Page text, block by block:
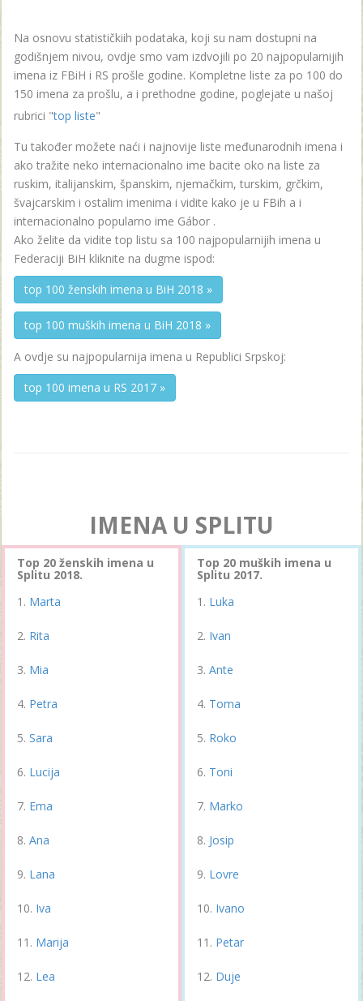
Na osnovu statističkiih podataka, koji su nam dostupni na
godišnjem nivou, ovdje smo vam izdvojili po 20 najpopularnijih
imena iz FBiH i RS prošle godine. Kompletne liste za po 100 do
150 imena za prošlu, a i prethodne godine, poglejate u našoj
rubrici "top liste"
Tu također možete naći i najnovije liste međunarodnih imena i
ako tražite neko internacionalno ime bacite oko na liste za
ruskim, italijanskim, španskim, njemačkim, turskim, grčkim,
švajcarskim i ostalim imenima i vidite kako je u FBih a i
internacionalno popularno ime Gábor .
Ako želite da vidite top listu sa 100 najpopularnijih imena u
Federaciji BiH kliknite na dugme ispod:
top 100 ženskih imena u BiH 2018 »
top 100 muških imena u BiH 2018 »
A ovdje su najpopularnija imena u Republici Srpskoj:
top 100 imena u RS 2017 »
IMENA U SPLITU
Top 20 ženskih imena u
Splitu 2018.
Marta
Rita
Mia
Petra
Sara
Lucija
Ema
Ana
Lana
Iva
Marija
Lea
Top 20 muških imena u
Splitu 2017.
Luka
Ivan
Ante
Toma
Roko
Toni
Marko
Josip
Lovre
Ivano
Petar
Duje